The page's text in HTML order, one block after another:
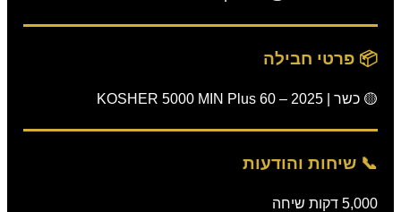
📦 פרטי חבילה
🟡 כשר | KOSHER 5000 MIN Plus 60 – 2025
📞 שיחות והודעות
5,000 דקות שיחה